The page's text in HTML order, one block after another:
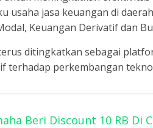
usaha jasa keuangan di
Keuangan Derivatif dan
ditingkatkan sebagai
terhadap perkembangan
Beri Discount 10 RB Di